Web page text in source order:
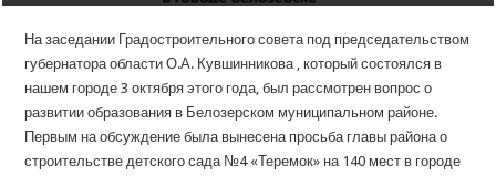
На заседании Градостроительного совета под председательством
губернатора области О.А. Кувшинникова , который состоялся в
нашем городе 3 октября этого года, был рассмотрен вопрос о
развитии образования в Белозерском муниципальном районе.
Первым на обсуждение была вынесена просьба главы района о
строительстве детского сада №4 «Теремок» на 140 мест в городе